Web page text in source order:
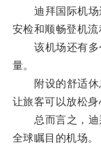
迪拜国际机场
安检和顺畅登机流
该机场还有多
量。
附设的舒适休息
让旅客可以放松身
总而言之，迪
全球瞩目的机场。